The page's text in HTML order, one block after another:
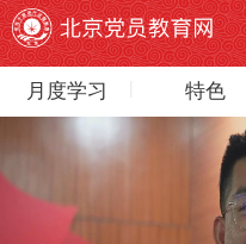
月度学习 特色